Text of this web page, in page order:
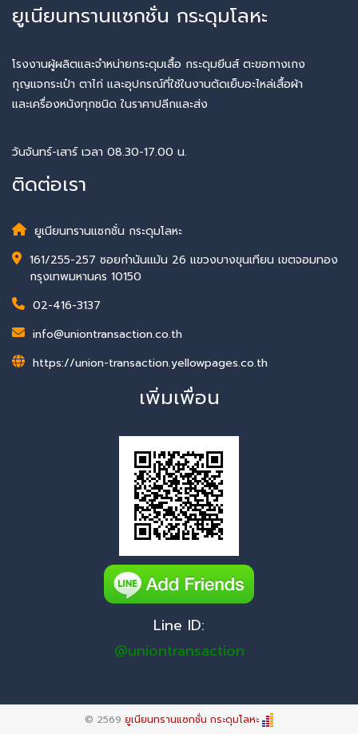
ยูเนียนทรานแซกชั่น กระดุมโลหะ
โรงงานผู้ผลิตและจำหน่ายกระดุมเสื้อ กระดุมยีนส์ ตะขอกางเกง
กุญแจกระเป๋า ตาไก่ และอุปกรณ์ที่ใช้ในงานตัดเย็บอะไหล่เสื้อผ้า
และเครื่องหนังทุกชนิด ในราคาปลีกและส่ง
วันจันทร์-เสาร์ เวลา 08.30-17.00 น.
ติดต่อเรา
ยูเนียนทรานแซกชั่น กระดุมโลหะ
161/255-257 ซอยกำนันแม้น 26 แขวงบางขุนเทียน เขตจอมทอง
กรุงเทพมหานคร 10150
02-416-3137
info@uniontransaction.co.th
https://union-transaction.yellowpages.co.th
เพิ่มเพื่อน
Line ID:
@uniontransaction
© 2569 ยูเนียนทรานแซกชั่น กระดุมโลหะ